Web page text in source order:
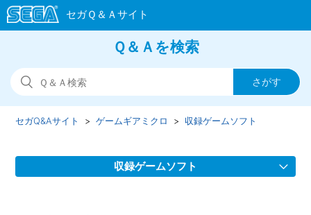
Ｑ＆Ａを検索
セガQ&Aサイト ゲームギアミクロ 収録ゲームソフト
収録ゲームソフト